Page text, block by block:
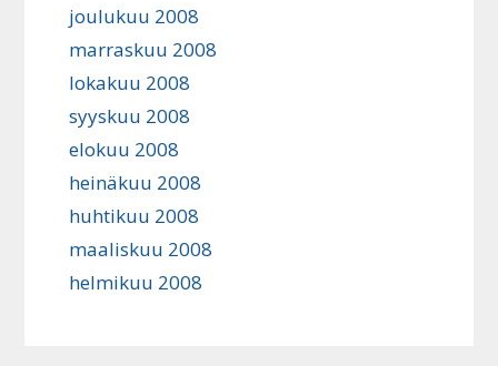
joulukuu 2008
marraskuu 2008
lokakuu 2008
syyskuu 2008
elokuu 2008
heinäkuu 2008
huhtikuu 2008
maaliskuu 2008
helmikuu 2008